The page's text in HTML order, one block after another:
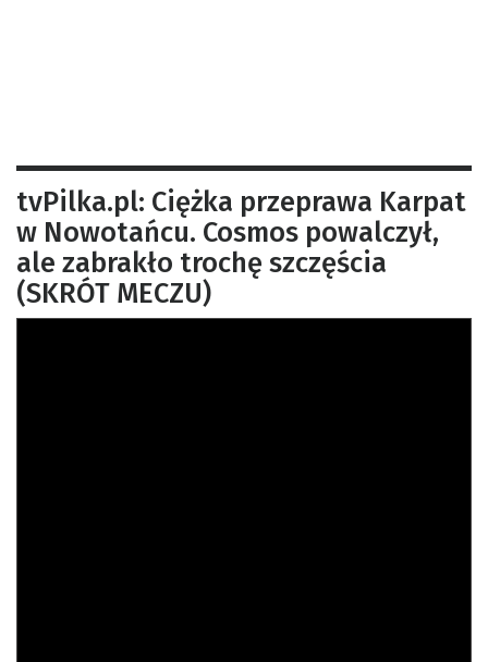
tvPilka.pl: Ciężka przeprawa Karpat
w Nowotańcu. Cosmos powalczył,
ale zabrakło trochę szczęścia
(SKRÓT MECZU)